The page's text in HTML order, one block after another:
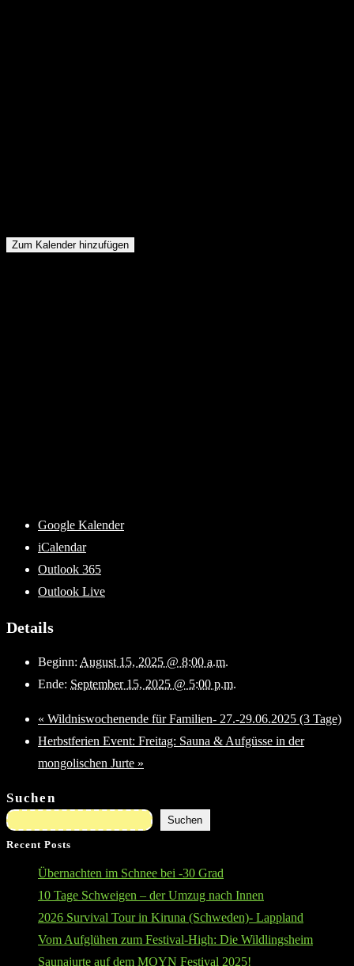
Zum Kalender hinzufügen
Google Kalender
iCalendar
Outlook 365
Outlook Live
Details
Beginn: August 15, 2025 @ 8:00 a.m.
Ende: September 15, 2025 @ 5:00 p.m.
« Wildniswochenende für Familien- 27.-29.06.2025 (3 Tage)
Herbstferien Event: Freitag: Sauna & Aufgüsse in der
mongolischen Jurte »
Suchen
Suchen
Recent Posts
Übernachten im Schnee bei -30 Grad
10 Tage Schweigen – der Umzug nach Innen
2026 Survival Tour in Kiruna (Schweden)- Lappland
Vom Aufglühen zum Festival-High: Die Wildlingsheim
Saunajurte auf dem MOYN Festival 2025!